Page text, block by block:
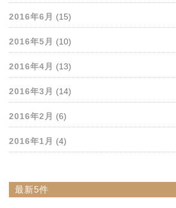
2016年6月 (15)
2016年5月 (10)
2016年4月 (13)
2016年3月 (14)
2016年2月 (6)
2016年1月 (4)
最新5件